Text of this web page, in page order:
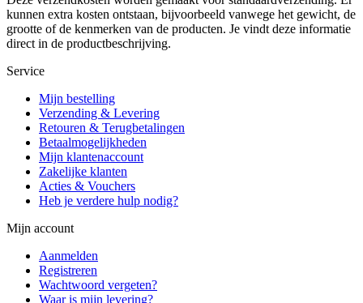
kunnen extra kosten ontstaan, bijvoorbeeld vanwege het gewicht, de
grootte of de kenmerken van de producten. Je vindt deze informatie
direct in de productbeschrijving.
Service
Mijn bestelling
Verzending & Levering
Retouren & Terugbetalingen
Betaalmogelijkheden
Mijn klantenaccount
Zakelijke klanten
Acties & Vouchers
Heb je verdere hulp nodig?
Mijn account
Aanmelden
Registreren
Wachtwoord vergeten?
Waar is mijn levering?